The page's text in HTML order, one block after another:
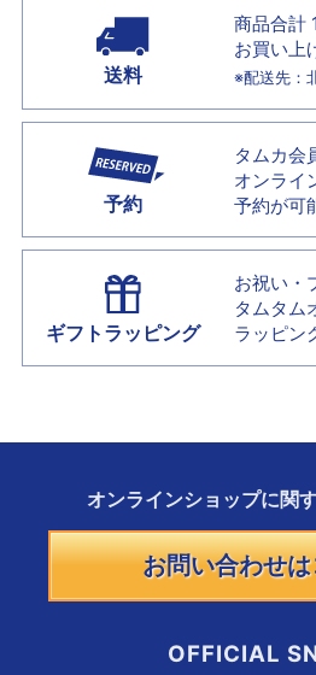
送料
商品合計
お買い上
※配送先：
予約
タムカ会
オンライ
予約が可
ギフトラッピング
お祝い・
タムタム
ラッピン
オンラインショップに関
お問い合わせ
OFFICIAL